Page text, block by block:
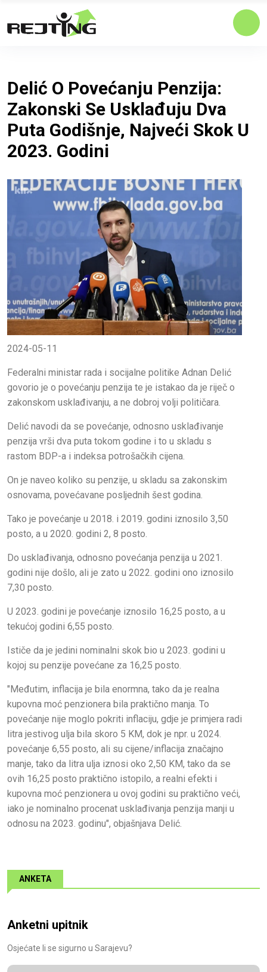
Delić O Povećanju Penzija:
Zakonski Se Usklađuju Dva
Puta Godišnje, Najveći Skok U
2023. Godini
2024-05-11
Federalni ministar rada i socijalne politike Adnan Delić
govorio je o povećanju penzija te je istakao da je riječ o
zakonskom usklađivanju, a ne dobroj volji političara.
Delić navodi da se povećanje, odnosno usklađivanje
penzija vrši dva puta tokom godine i to u skladu s
rastom BDP-a i indeksa potrošačkih cijena.
On je naveo koliko su penzije, u skladu sa zakonskim
osnovama, povećavane posljednih šest godina.
Tako je povećanje u 2018. i 2019. godini iznosilo 3,50
posto, a u 2020. godini 2, 8 posto.
Do usklađivanja, odnosno povećanja penzija u 2021.
godini nije došlo, ali je zato u 2022. godini ono iznosilo
7,30 posto.
U 2023. godini je povećanje iznosilo 16,25 posto, a u
tekućoj godini 6,55 posto.
Ističe da je jedini nominalni skok bio u 2023. godini u
kojoj su penzije povećane za 16,25 posto.
"Međutim, inflacija je bila enormna, tako da je realna
kupovna moć penzionera bila praktično manja. To
povećanje nije moglo pokriti inflaciju, gdje je primjera radi
litra jestivog ulja bila skoro 5 KM, dok je npr. u 2024.
povećanje 6,55 posto, ali su cijene/inflacija značajno
manje, tako da litra ulja iznosi oko 2,50 KM, tako da se
ovih 16,25 posto praktično istopilo, a realni efekti i
kupovna moć penzionera u ovoj godini su praktično veći,
iako je nominalno procenat usklađivanja penzija manji u
odnosu na 2023. godinu", objašnjava Delić.
ANKETA
Anketni upitnik
Osjećate li se sigurno u Sarajevu?